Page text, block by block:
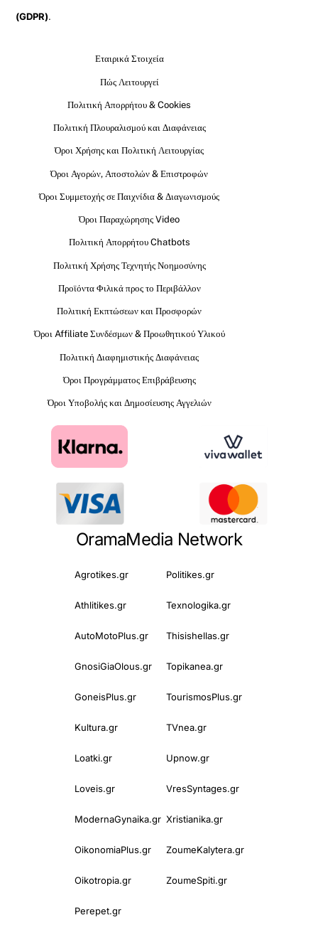
(GDPR).
Εταιρικά Στοιχεία
Πώς Λειτουργεί
Πολιτική Απορρήτου & Cookies
Πολιτική Πλουραλισμού και Διαφάνειας
Όροι Χρήσης και Πολιτική Λειτουργίας
Όροι Αγορών, Αποστολών & Επιστροφών
Όροι Συμμετοχής σε Παιχνίδια & Διαγωνισμούς
Όροι Παραχώρησης Video
Πολιτική Απορρήτου Chatbots
Πολιτική Χρήσης Τεχνητής Νοημοσύνης
Προϊόντα Φιλικά προς το Περιβάλλον
Πολιτική Εκπτώσεων και Προσφορών
Όροι Affiliate Συνδέσμων & Προωθητικού Υλικού
Πολιτική Διαφημιστικής Διαφάνειας
Όροι Προγράμματος Επιβράβευσης
Όροι Υποβολής και Δημοσίευσης Αγγελιών
OramaMedia Network
Agrotikes.gr Politikes.gr
Athlitikes.gr Texnologika.gr
AutoMotoPlus.gr Thisishellas.gr
GnosiGiaOlous.gr Topikanea.gr
GoneisPlus.gr TourismosPlus.gr
Kultura.gr TVnea.gr
Loatki.gr Upnow.gr
Loveis.gr VresSyntages.gr
ModernaGynaika.gr Xristianika.gr
OikonomiaPlus.gr ZoumeKalytera.gr
Oikotropia.gr ZoumeSpiti.gr
Perepet.gr